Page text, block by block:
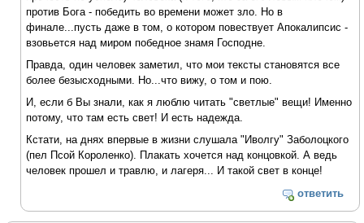
против Бога - победить во времени может зло. Но в
финале...пусть даже в том, о котором повествует Апокалипсис -
взовьется над миром победное знамя Господне.
Правда, один человек заметил, что мои тексты становятся все
более безысходными. Но...что вижу, о том и пою.
И, если б Вы знали, как я люблю читать "светлые" вещи! Именно
потому, что там есть свет! И есть надежда.
Кстати, на днях впервые в жизни слушала "Иволгу" Заболоцкого
(пел Псой Короленко). Плакать хочется над концовкой. А ведь
человек прошел и травлю, и лагеря... И такой свет в конце!
ответить